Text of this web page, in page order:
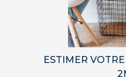
ESTIMER